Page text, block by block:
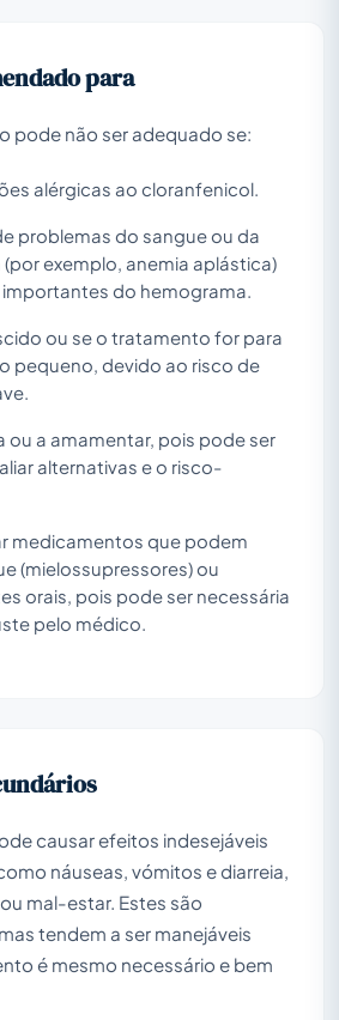
para
pode não ser adequado se:
alérgicas ao cloranfenicol.
problemas do sangue ou da
exemplo, anemia aplástica)
do hemograma.
ou se o tratamento for para
pequeno, devido ao risco de
ou a amamentar, pois pode ser
alternativas e o risco-
medicamentos que podem
(mielossupressores) ou
orais, pois pode ser necessária
pelo médico.
causar efeitos indesejáveis
náuseas, vómitos e diarreia,
mal-estar. Estes são
tendem a ser manejáveis
é mesmo necessário e bem